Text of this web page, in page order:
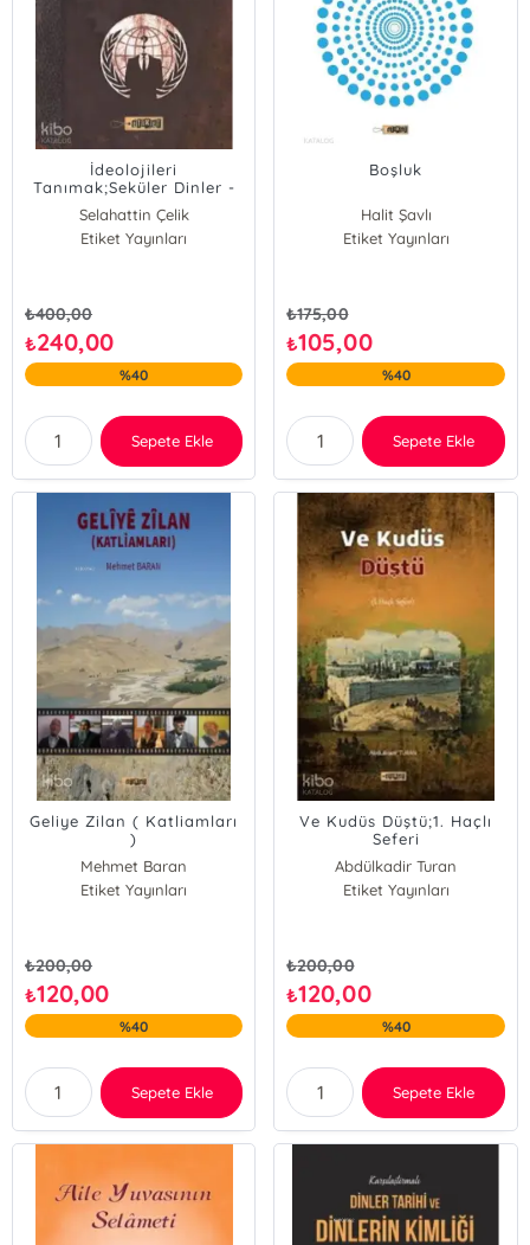
İdeolojileri
Tanımak;Seküler Dinler -
İdeolojiler
Selahattin Çelik
Etiket Yayınları
₺400,00
₺240,00
%40
Sepete Ekle
Boşluk
Halit Şavlı
Etiket Yayınları
₺175,00
₺105,00
%40
Sepete Ekle
Geliye Zilan ( Katliamları
)
Mehmet Baran
Etiket Yayınları
₺200,00
₺120,00
%40
Sepete Ekle
Ve Kudüs Düştü;1. Haçlı
Seferi
Abdülkadir Turan
Etiket Yayınları
₺200,00
₺120,00
%40
Sepete Ekle